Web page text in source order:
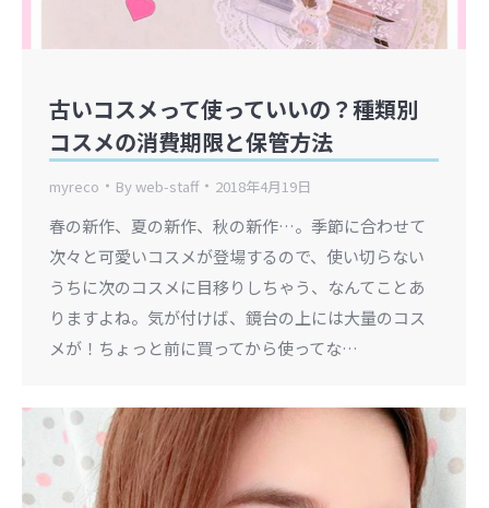
古いコスメって使っていいの？種類別
コスメの消費期限と保管方法
myreco Byweb-staff 2018年4月19日
春の新作、夏の新作、秋の新作…。季節に合わせて
次々と可愛いコスメが登場するので、使い切らない
うちに次のコスメに目移りしちゃう、なんてことあ
りますよね。気が付けば、鏡台の上には大量のコス
メが！ちょっと前に買ってから使ってな…